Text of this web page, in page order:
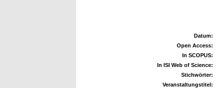
Datum:
Open Access:
In SCOPUS:
In ISI Web of Science:
Stichwörter:
Veranstaltungstitel: